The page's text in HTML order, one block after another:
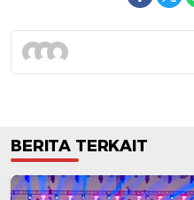
BERITA TERKAIT